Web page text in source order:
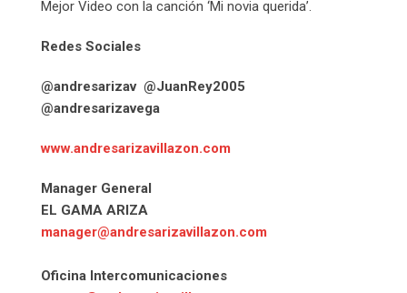
Mejor Video con la canción ‘Mi novia querida’.
Redes Sociales
@andresarizav @JuanRey2005
@andresarizavega
www.andresarizavillazon.com
Manager General
EL GAMA ARIZA
manager@andresarizavillazon.com
Oficina Intercomunicaciones